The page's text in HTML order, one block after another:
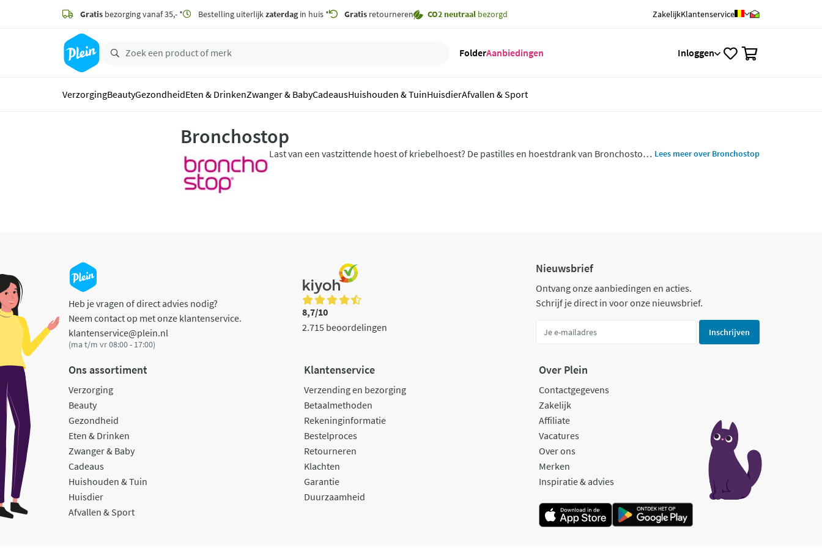
zoeken
hoofdinhoud
Gratis bezorging vanaf 35,- * Bestelling uiterlijkzaterdagin huis * Gratis retourneren CO2 neutraal bezorgd ZakelijkKlantenservice
FolderAanbiedingen Inloggen
VerzorgingBeautyGezondheidEten & DrinkenZwanger & BabyCadeausHuishouden & TuinHuisdierAfvallen & Sport
Bronchostop
Last van een vastzittende hoest of kriebelhoest? De pastilles en hoestdrank van Bronchostop
bieden verlichting en verzachten de keel. Ook verkrijgbaar speciaal voor kinderen vanaf 1 jaar.
Lees meer over Bronchostop
Heb je vragen of direct advies nodig?
Neem contact op met onze klantenservice.
klantenservice@plein.nl
(ma t/m vr 08:00 - 17:00)
8,7/10
2.715 beoordelingen
Nieuwsbrief
Ontvang onze aanbiedingen en acties.
Schrijf je direct in voor onze nieuwsbrief.
Inschrijven
Ons assortiment
Verzorging
Beauty
Gezondheid
Eten & Drinken
Zwanger & Baby
Cadeaus
Huishouden & Tuin
Huisdier
Afvallen & Sport
Klantenservice
Verzending en bezorging
Betaalmethoden
Rekeninginformatie
Bestelproces
Retourneren
Klachten
Garantie
Duurzaamheid
Over Plein
Contactgegevens
Zakelijk
Affiliate
Vacatures
Over ons
Merken
Inspiratie & advies